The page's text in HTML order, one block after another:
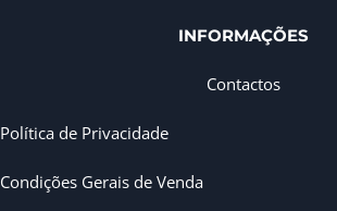
INFORMAÇÕES
Contactos
Política de Privacidade
Condições Gerais de Venda